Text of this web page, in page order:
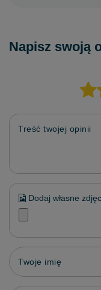
Napisz swoją
Treść twojej opinii
Dodaj własne
Twoje imię